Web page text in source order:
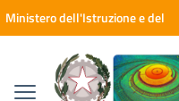
Vai ai contenuti
Vai al menu di navigazione
Vai al footer
Ministero dell'Istruzione e del